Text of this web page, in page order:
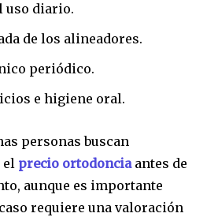
uso diario.
de los alineadores.
periódico.
e higiene oral.
personas buscan
el precio ortodonciaantes de
aunque es importante
requiere una valoración